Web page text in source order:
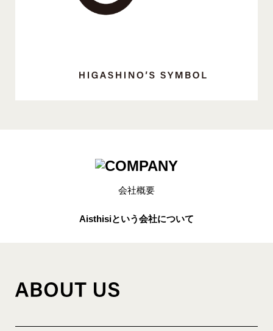
会社概要
Aisthisiという会社について